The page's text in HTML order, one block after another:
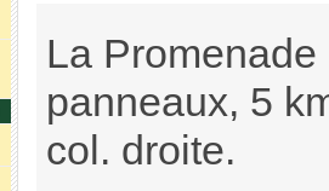
La
panneaux, 5
col. droite.